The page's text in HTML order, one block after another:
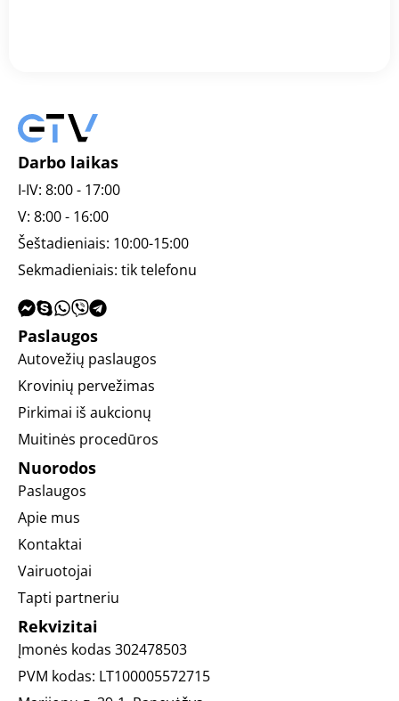
smarkiai didino krovinių gabenimo pajėgumus, siekdami
atitikti augančius pasaulinės prekybos po...
Darbo laikas
I-IV: 8:00 - 17:00
V: 8:00 - 16:00
Šeštadieniais: 10:00-15:00
Sekmadieniais: tik telefonu
Paslaugos
Autovežių paslaugos
Krovinių pervežimas
Pirkimai iš aukcionų
Muitinės procedūros
Nuorodos
Paslaugos
Apie mus
Kontaktai
Vairuotojai
Tapti partneriu
Rekvizitai
Įmonės kodas 302478503
PVM kodas: LT100005572715